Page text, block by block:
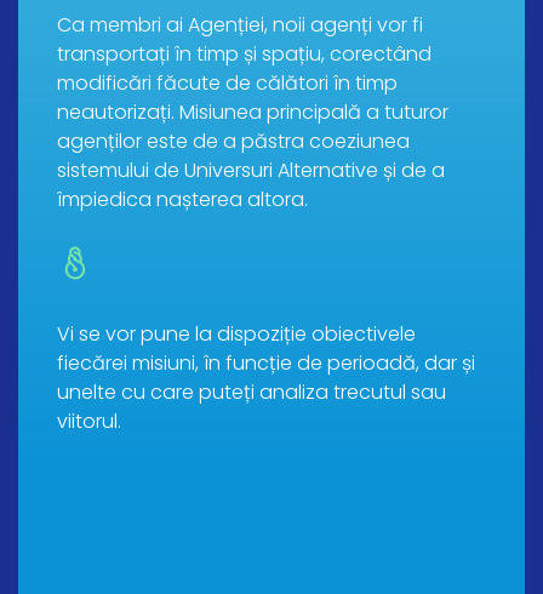
Ca membri ai Agenției, noii agenți vor fi
transportați în timp și spațiu, corectând
modificări făcute de călători în timp
neautorizați. Misiunea principală a tuturor
agenților este de a păstra coeziunea
sistemului de Universuri Alternative și de a
împiedica nașterea altora.
Vi se vor pune la dispoziție obiectivele
fiecărei misiuni, în funcție de perioadă, dar și
unelte cu care puteți analiza trecutul sau
viitorul.